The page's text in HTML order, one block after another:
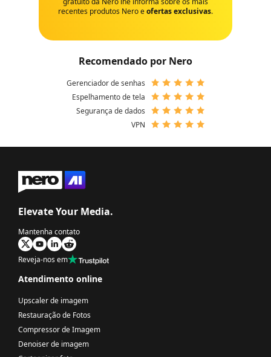
recentes produtos Nero eofertas exclusivas.
Recomendado por Nero
Gerenciador de senhas
Espelhamento de tela
Segurança de dados
VPN
Elevate Your Media.
Mantenha contato
Reveja-nos em
Atendimento online
Upscaler de imagem
Restauração de Fotos
Compressor de Imagem
Denoiser de imagem